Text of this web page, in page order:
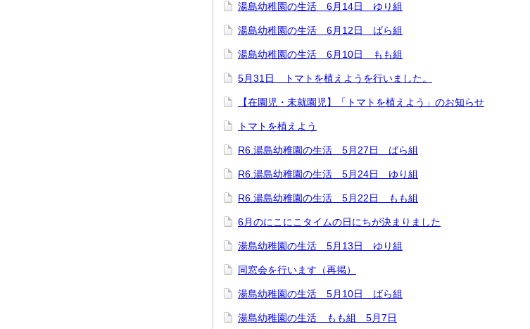
湯島幼稚園の生活 6月14日 ゆり組
湯島幼稚園の生活 6月12日 ばら組
湯島幼稚園の生活 6月10日 もも組
5月31日 トマトを植えようを行いました。
【在園児・未就園児】「トマトを植えよう」のお知らせ
トマトを植えよう
R6.湯島幼稚園の生活 5月27日 ばら組
R6.湯島幼稚園の生活 5月24日 ゆり組
R6.湯島幼稚園の生活 5月22日 もも組
6月のにこにこタイムの日にちが決まりました
湯島幼稚園の生活 5月13日 ゆり組
同窓会を行います（再掲）
湯島幼稚園の生活 5月10日 ばら組
湯島幼稚園の生活 もも組 5月7日